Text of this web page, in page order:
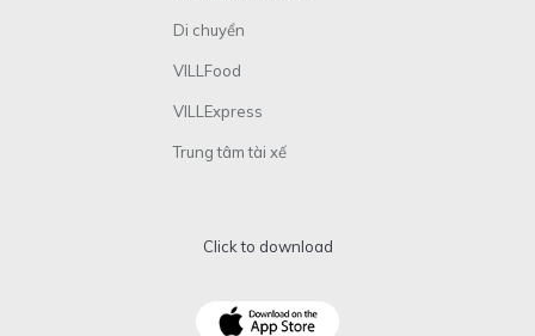
Di chuyển
VILLFood
VILLExpress
Trung tâm tài xế
Click to download